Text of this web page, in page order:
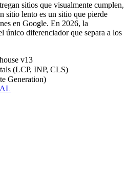
sitios que visualmente cumplen,
sitio lento es un sitio que pierde
en Google. En 2026, la
único diferenciador que separa a los
v13
(LCP, INP, CLS)
Generation)